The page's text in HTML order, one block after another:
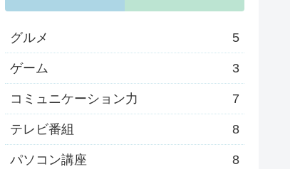
グルメ 5
ゲーム 3
コミュニケーション力 7
テレビ番組 8
パソコン講座 8